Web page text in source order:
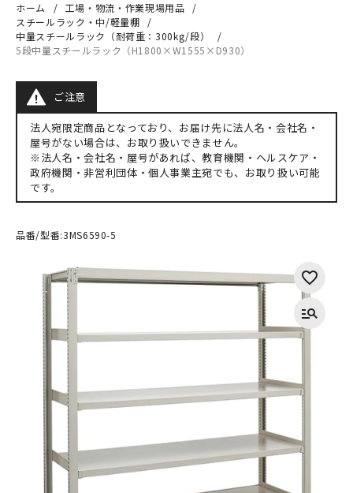
ホーム
工場・物流・作業現場用品
スチールラック・中/軽量棚
中量スチールラック（耐荷重：300kg/段）
5段中量スチールラック（H1800×W1555×D930）
ご注意
法人宛限定商品となっており、お届け先に法人名・会社名・
屋号がない場合は、お取り扱いできません。
※法人名・会社名・屋号があれば、教育機関・ヘルスケア・
政府機関・非営利団体・個人事業主宛でも、お取り扱い可能
です。
品番/型番:3MS6590-5